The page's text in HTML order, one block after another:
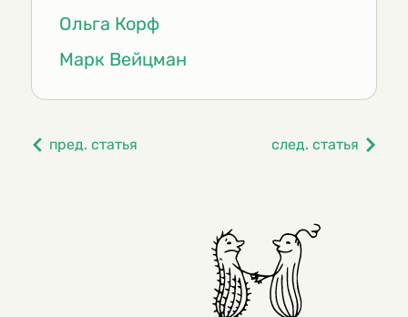
Ольга Корф
Марк Вейцман
пред. статья след. статья